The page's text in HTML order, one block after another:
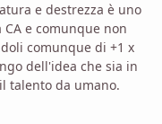
e destrezza è uno
e comunque non
comunque di +1 x
dell'idea che sia in
talento da umano.